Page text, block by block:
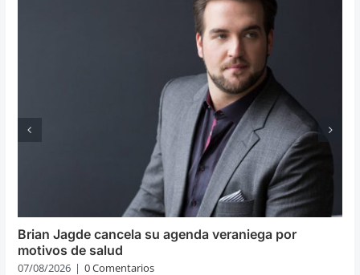
Brian Jagde cancela su agenda veraniega por
motivos de salud
07/08/2026 | 0 Comentarios